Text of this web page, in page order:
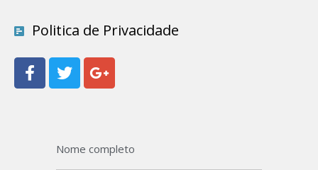
Politica de Privacidade
Nome completo